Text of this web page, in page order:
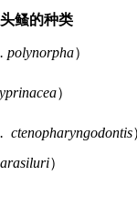
鳋的种类
polynorpha）
）
ctenopharyngodontis
）